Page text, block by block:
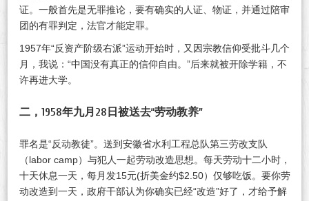
证。一般首先是无罪推论，要有确实的人证、物证，并通过陪审
团的有罪判定，法官才能定罪。
1957年“反资产阶级右派”运动开始时，又因宗教信仰受批斗几个
月，我说：“中国没有真正的信仰自由。”后来就被开除学籍，不
许再进大学。
二，1958年九月28日被送去“劳动教养”
罪名是“反动教徒”。送到安徽省水利工程总队第三劳改支队
（labor camp）与犯人一起劳动改造思想。每天劳动十二小时，
十天休息一天，每月发15元(折美金约$2.50）仅够吃饭。要你劳
动改造到一天，政府干部认为你确实已经“改造”好了，才给予解